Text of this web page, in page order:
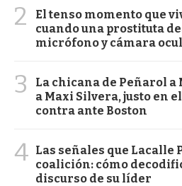
2
El tenso momento que
cuando una prostituta
micrófono y cámara
3
La chicana de Peñarol
a Maxi Silvera, justo en
contra ante Boston
4 Las señales que Lacalle
coalición: cómo
discurso de su líder